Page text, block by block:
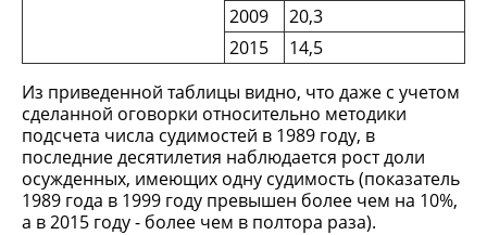
2009
20,3
2015
14,5
Из приведенной таблицы видно, что даже с учетом
сделанной оговорки относительно методики
подсчета числа судимостей в 1989 году, в
последние десятилетия наблюдается рост доли
осужденных, имеющих одну судимость (показатель
1989 года в 1999 году превышен более чем на 10%,
а в 2015 году - более чем в полтора раза).